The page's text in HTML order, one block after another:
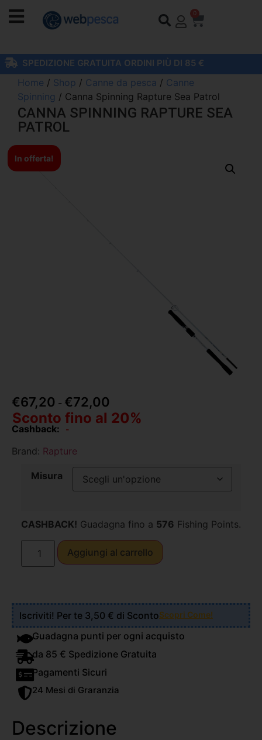
0
SPEDIZIONE GRATUITA ORDINI PIÙ DI 85 €
Home / Shop / Canne da pesca / Canne
Spinning / Canna Spinning Rapture Sea Patrol
CANNA SPINNING RAPTURE SEA
PATROL
In offerta!
€67,20 - €72,00
Sconto fino al 20%
Cashback: -
Brand: Rapture
Misura
CASHBACK! Guadagna fino a 576 Fishing Points.
Aggiungi al carrello
Iscriviti! Per te 3,50 € di ScontoScopri Come!
Guadagna punti per ogni acquisto
da 85 € Spedizione Gratuita
Pagamenti Sicuri
24 Mesi di Graranzia
Descrizione